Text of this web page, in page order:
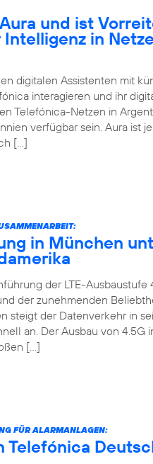
und ist
in
digitalen Assistenten mit
interagieren und ihr
Telefónica-Netzen in
verfügbar sein. Aura ist
[…]
in München
der LTE-Ausbaustufe
der zunehmenden
steigt der Datenverkehr in
an. Der Ausbau von 4.5G
[…]
FÜR ALARMANLAGEN:
Telefónica